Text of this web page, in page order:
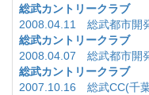
総武カントリークラブ
2008.04.11 総武都市開
総武カントリークラブ
2008.04.07 総武都市開
総武カントリークラブ
2007.10.16 総武CC(千